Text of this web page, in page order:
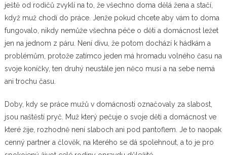
ještě od rodičů zvyklí na to, že všechno doma dělá žena a stačí,
když muž chodí do práce. Jenže pokud chcete aby vám to doma
fungovalo, nikdy nemůže všechna péče o děti a domácnost ležet
jen na jednom z páru. Není divu, že potom dochází k hádkám a
problémům, protože zatímco jeden má hromadu volného času na
svoje koníčky, ten druhý neustále jen něco musí a na sebe nemá
ani trochu času.
Doby, kdy se práce mužů v domácnosti označovaly za slabost,
jsou naštěstí pryč. Muž který pečuje o svoje děti a domácnost ve
které žije, rozhodně není slaboch ani pod pantoflem. Je to naopak
cenný partner a člověk, na kterého se dá spolehnout, a to je pro